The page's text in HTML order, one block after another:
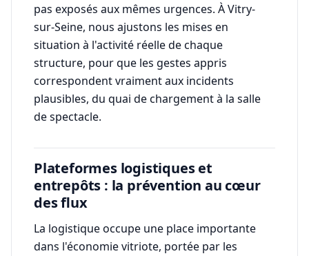
pas exposés aux mêmes urgences. À Vitry-
sur-Seine, nous ajustons les mises en
situation à l'activité réelle de chaque
structure, pour que les gestes appris
correspondent vraiment aux incidents
plausibles, du quai de chargement à la salle
de spectacle.
Plateformes logistiques et
entrepôts : la prévention au cœur
des flux
La logistique occupe une place importante
dans l'économie vitriote, portée par les